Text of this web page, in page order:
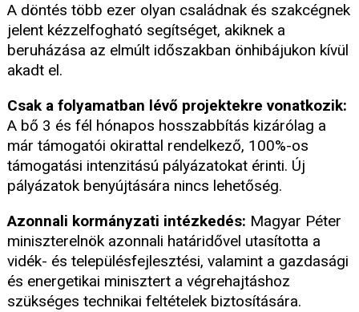
A döntés több ezer olyan családnak és szakcégnek
jelent kézzelfogható segítséget, akiknek a
beruházása az elmúlt időszakban önhibájukon kívül
akadt el.
Csak a folyamatban lévő projektekre vonatkozik:
A bő 3 és fél hónapos hosszabbítás kizárólag a
már támogatói okirattal rendelkező, 100%-os
támogatási intenzitású pályázatokat érinti. Új
pályázatok benyújtására nincs lehetőség.
Azonnali kormányzati intézkedés: Magyar Péter
miniszterelnök azonnali határidővel utasította a
vidék- és településfejlesztési, valamint a gazdasági
és energetikai minisztert a végrehajtáshoz
szükséges technikai feltételek biztosítására.